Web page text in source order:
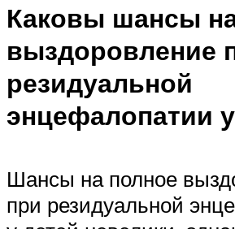
Каковы шансы
выздоровление
резидуальной
энцефалопатии
Шансы на полное
при резидуальной